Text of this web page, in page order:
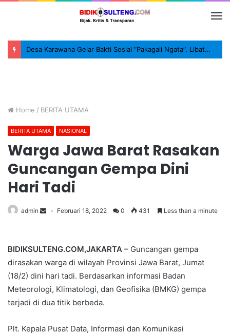
Desa Karawana Gelar Bakti Sosial “Pakagali Ngata”, Libatkan TNI, Polri dan Masyarakat
Home / BERITA UTAMA
BERITA UTAMA NASIONAL
Warga Jawa Barat Rasakan
Guncangan Gempa Dini
Hari Tadi
admin Februari 18, 2022 0 431 Less than a minute
BIDIKSULTENG.COM,JAKARTA – Guncangan gempa
dirasakan warga di wilayah Provinsi Jawa Barat, Jumat
(18/2) dini hari tadi. Berdasarkan informasi Badan
Meteorologi, Klimatologi, dan Geofisika (BMKG) gempa
terjadi di dua titik berbeda.
Plt. Kepala Pusat Data, Informasi dan Komunikasi